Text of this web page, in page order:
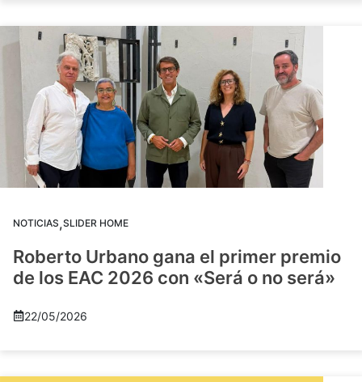
NOTICIAS,SLIDER HOME
Roberto Urbano gana el primer premio
de los EAC 2026 con «Será o no será»
22/05/2026